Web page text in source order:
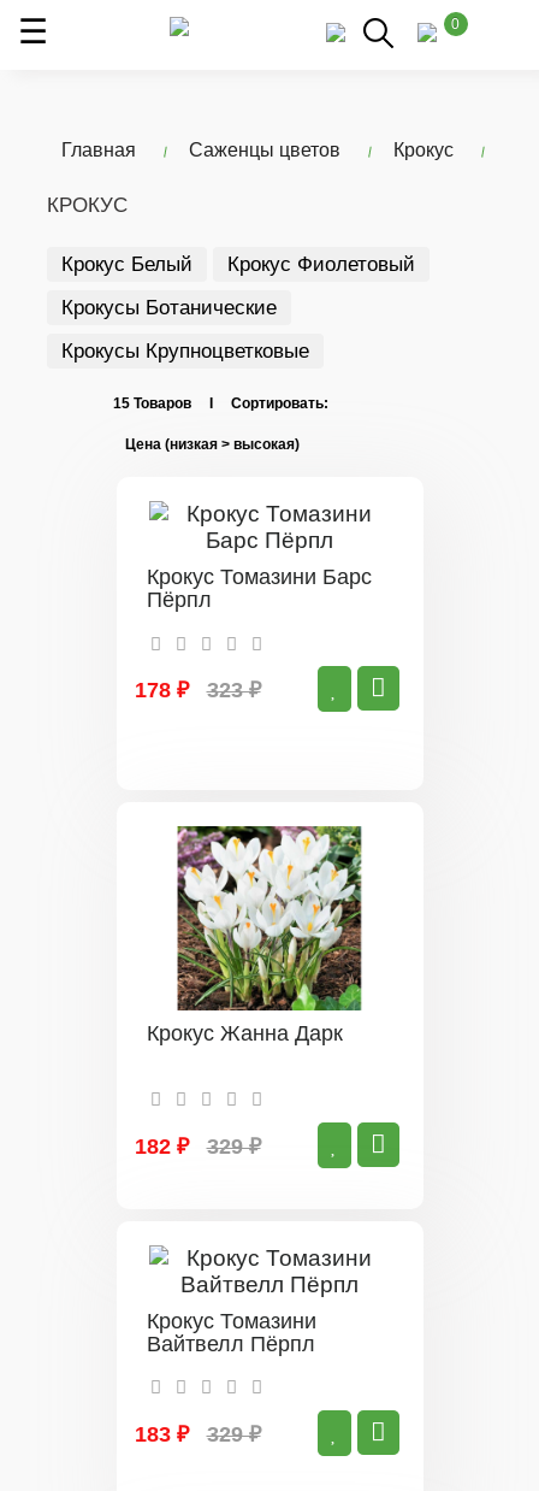
0
Главная Саженцы цветов Крокус
КРОКУС
Крокус Белый
Крокус Фиолетовый
Крокусы Ботанические
Крокусы Крупноцветковые
15 Товаров I Сортировать:
Крокус Томазини Барс
Пёрпл
178 ₽ 323 ₽
Крокус Жанна Дарк
182 ₽ 329 ₽
Крокус Томазини
Вайтвелл Пёрпл
183 ₽ 329 ₽